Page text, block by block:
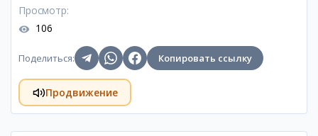
Просмотр:
106
Поделиться: Копировать ссылку
Продвижение